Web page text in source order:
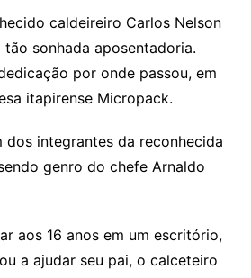
caldeireiro Carlos Nelson
sonhada aposentadoria.
por onde passou, em
itapirense Micropack.
dos integrantes da reconhecida
sendo genro do chefe Arnaldo
aos 16 anos em um escritório,
a ajudar seu pai, o calceteiro